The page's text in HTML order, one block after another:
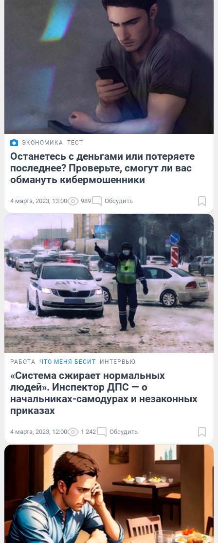
ЭКОНОМИКА ТЕСТ
Останетесь с деньгами или потеряете
последнее? Проверьте, смогут ли вас
обмануть кибермошенники
4 марта, 2023, 13:00 989 Обсудить
РАБОТА ЧТО МЕНЯ БЕСИТ ИНТЕРВЬЮ
«Система сжирает нормальных
людей». Инспектор ДПС — о
начальниках-самодурах и незаконных
приказах
4 марта, 2023, 12:00 1 242 Обсудить